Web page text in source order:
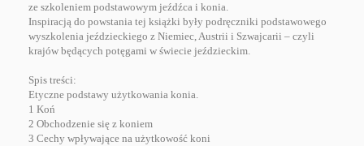
ze szkoleniem podstawowym jeźdźca i konia.
Inspiracją do powstania tej książki były podręczniki podstawowego
wyszkolenia jeździeckiego z Niemiec, Austrii i Szwajcarii – czyli
krajów będących potęgami w świecie jeździeckim.
Spis treści:
Etyczne podstawy użytkowania konia.
1 Koń
2 Obchodzenie się z koniem
3 Cechy wpływające na użytkowość koni